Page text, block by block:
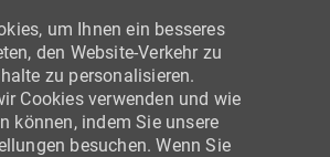
um Ihnen ein besseres
den Website-Verkehr zu
zu personalisieren.
Cookies verwenden und wie
können, indem Sie unsere
besuchen. Wenn Sie